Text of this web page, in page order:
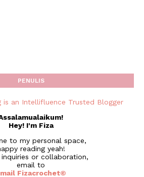
PENULIS
Hey! I'm Fiza
to my personal space,
reading yeah!
inquiries or collaboration,
email to
Fizacrochet©